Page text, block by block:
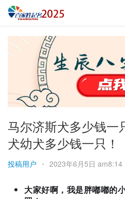
马尔济斯犬多少钱一
犬幼犬多少钱一只！
投稿用户 • 2023年6月5日 am8:14
大家好啊，我是胖嘟嘟的